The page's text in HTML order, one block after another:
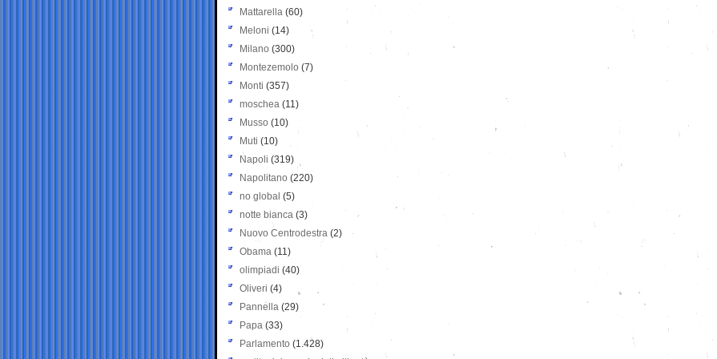
Mattarella (60)
Meloni (14)
Milano (300)
Montezemolo (7)
Monti (357)
moschea (11)
Musso (10)
Muti (10)
Napoli (319)
Napolitano (220)
no global (5)
notte bianca (3)
Nuovo Centrodestra (2)
Obama (11)
olimpiadi (40)
Oliveri (4)
Pannella (29)
Papa (33)
Parlamento (1.428)